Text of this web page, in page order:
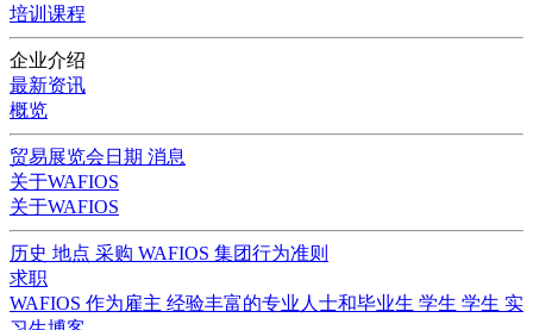
培训课程
企业介绍
最新资讯
概览
贸易展览会日期 消息
关于WAFIOS
关于WAFIOS
历史 地点 采购 WAFIOS 集团行为准则
求职
WAFIOS 作为雇主 经验丰富的专业人士和毕业生 学生 学生 实